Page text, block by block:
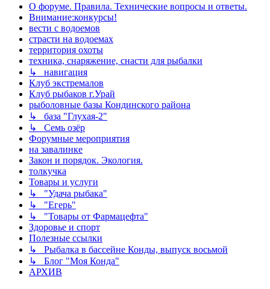
О форуме. Правила. Технические вопросы и ответы.
Внимание:конкурсы!
вести с водоемов
страсти на водоемах
территория охоты
техника, снаряжение, снасти для рыбалки
↳ навигация
Клуб экстремалов
Клуб рыбаков г.Урай
рыболовные базы Кондинского района
↳ база "Глухая-2"
↳ Семь озёр
Форумные мероприятия
на завалинке
Закон и порядок. Экология.
толкучка
Товары и услуги
↳ "Удача рыбака"
↳ "Егерь"
↳ "Товары от Фармацефта"
Здоровье и спорт
Полезные ссылки
↳ Рыбалка в бассейне Конды, выпуск восьмой
↳ Блог "Моя Конда"
АРХИВ